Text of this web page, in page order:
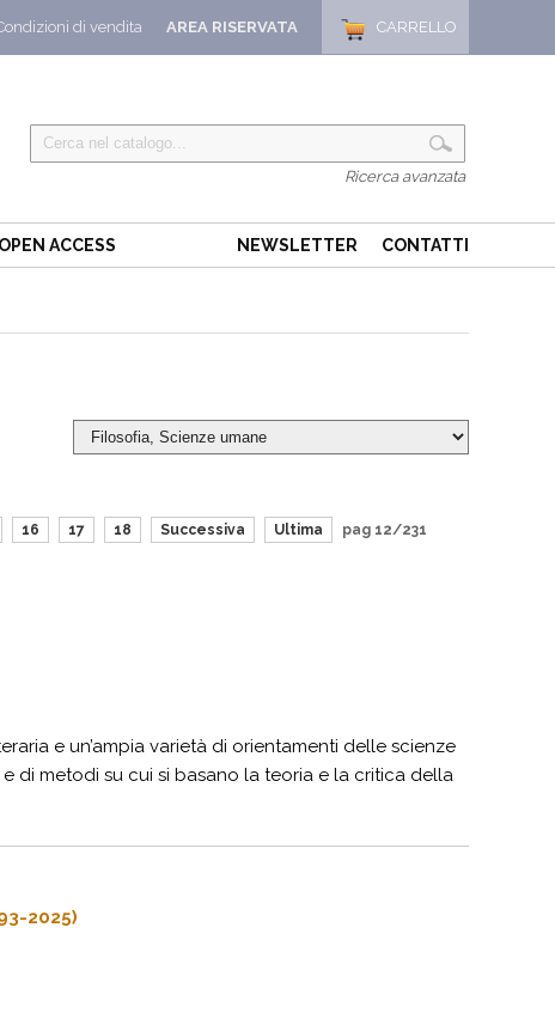
CARRELLO
AREA RISERVATA
di vendita
Ricerca avanzata
OPEN ACCESS NEWSLETTER CONTATTI
16 17 18 Successiva Ultima pag 12/231
e un’ampia varietà di orientamenti delle scienze
di metodi su cui si basano la teoria e la critica della
2025)